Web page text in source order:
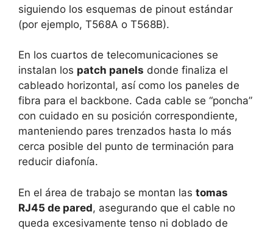
siguiendo los esquemas de pinout estándar
(por ejemplo, T568A o T568B).
En los cuartos de telecomunicaciones se
instalan los patch panels donde finaliza el
cableado horizontal, así como los paneles de
fibra para el backbone. Cada cable se “poncha”
con cuidado en su posición correspondiente,
manteniendo pares trenzados hasta lo más
cerca posible del punto de terminación para
reducir diafonía.
En el área de trabajo se montan las tomas
RJ45 de pared, asegurando que el cable no
queda excesivamente tenso ni doblado de